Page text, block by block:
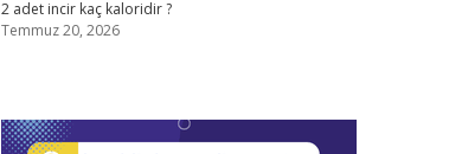
2 adet incir kaç kaloridir ?
Temmuz 20, 2026